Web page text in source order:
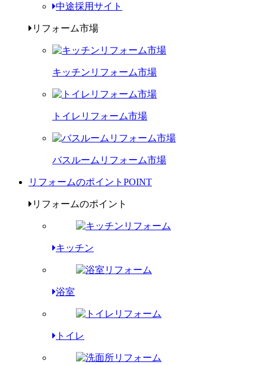
中途採用サイト
リフォーム市場
キッチンリフォーム市場
トイレリフォーム市場
バスルームリフォーム市場
リフォームのポイント POINT
リフォームのポイント
キッチン
浴室
トイレ